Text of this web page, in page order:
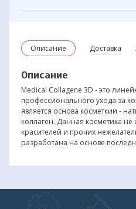
Описание Доставка
Описание
Medical Collagene 3D - это
профессионального ухода за
является основа косметкии -
коллаген. Данная косметика
красителей и прочих
разработана на основе